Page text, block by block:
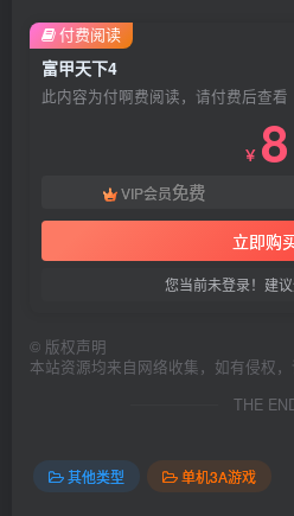
富甲天下4
此内容为付啊费阅读，请付费后查看
￥ 8
VIP会员免费
立即购
您当前未登录！建
付费阅读
© 版权声明
本站资源均来自网络收集，如有侵权，
THE
其他类型 单机3A游戏